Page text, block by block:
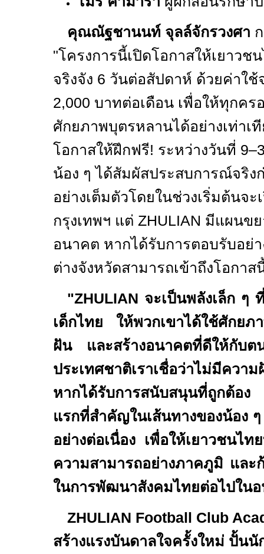
คุณณัฐชานนท์ จุลล์จักรวงศา
"โครงการนี้เปิดโอกาสให้เยาว
จริงจัง 6 วันต่อสัปดาห์ ด้วยค่าใช้
2,000 บาทต่อเดือน เพื่อให้ทุกคร
ศักยภาพบุตรหลานได้อย่างเท่าเ
โอกาสให้ฝึกฟรี! ระหว่างวันที่
น้อง ๆ ได้สัมผัสประสบการณ์จริง
อย่างเต็มตัวโดยในช่วงเริ่มต้นจะ
กรุงเทพฯ แต่ ZHULIAN มีแผนขย
อนาคต หากได้รับการตอบรับอย่า
ต่างจังหวัดสามารถเข้าถึงโอกาส
"ZHULIAN จะเป็นพลังเล็ก ๆ
เด็กไทย ให้พวกเขาได้ใช้ศักยภ
ฝัน และสร้างอนาคตที่ดีให้กับ
ประเทศชาติเราเชื่อว่าไม่มีความ
หากได้รับการสนับสนุนที่ถูกต้อง
แรกที่สำคัญในเส้นทางของน้อง
อย่างต่อเนื่อง เพื่อให้เยาวชนไ
ความสามารถอย่างภาคภูมิ และ
ในการพัฒนาสังคมไทยต่อไปใน
ZHULIAN Football Club
สร้างแรงบันดาลใจครั้งใหม่ ปั้นนั